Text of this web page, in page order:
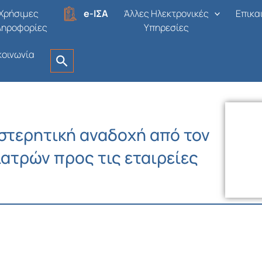
e-ΙΣΑ
Άλλες Ηλεκτρονικές
Υπηρεσίες
αναδοχή από τον
προς τις εταιρείες